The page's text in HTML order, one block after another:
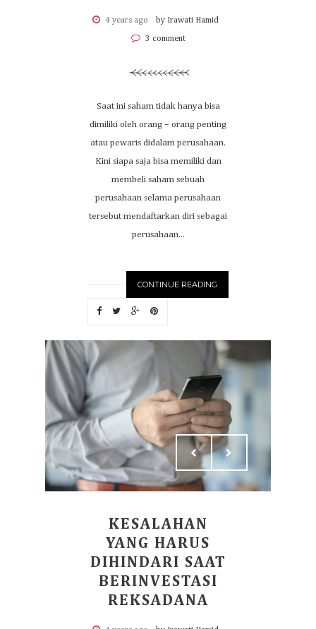
4 years ago by Irawati Hamid
3 comment
Saat ini saham tidak hanya bisa
dimiliki oleh orang – orang penting
atau pewaris didalam perusahaan.
Kini siapa saja bisa memiliki dan
membeli saham sebuah
perusahaan selama perusahaan
tersebut mendaftarkan diri sebagai
perusahaan...
CONTINUE READING
KESALAHAN
YANG HARUS
DIHINDARI SAAT
BERINVESTASI
REKSADANA